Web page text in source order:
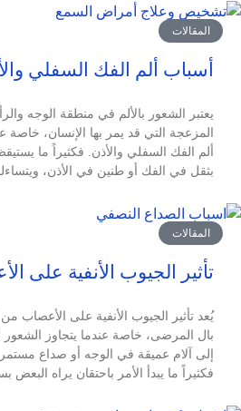
المقالات
أسباب ألم الفك السفلي
يعتبر الشعور بالألم في منطقة الوجه
المزعجة التي قد يمر بها الإنسان، خاصة
ألم الفك السفلي والأذن. فكثيراً ما
بثقل في الفك أو طنين في الأذن،
المقالات
تأثير الجيوب الأنفية على
يُعد تأثير الجيوب الأنفية على الأعصاب
بال المرضى، خاصة عندما يتجاوز الشعور
إلى آلام عميقة في الوجه أو صداع
فكثيراً ما يبدأ الأمر باحتقان يراه البعض